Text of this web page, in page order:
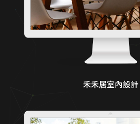
禾禾居室內設計